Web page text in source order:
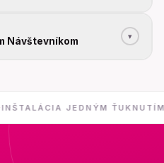
Návštevníkom ▾
JEDNÝM ŤUKNUTÍM✦